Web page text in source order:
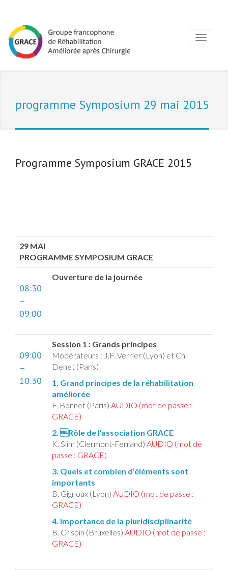
programme Symposium 29 mai 2015
Programme Symposium GRACE 2015
29 MAI
PROGRAMME SYMPOSIUM GRACE
08:30
–
09:00
Ouverture de la journée
09:00
–
10:30
Session 1 : Grands principes
Modérateurs : J.F. Verrier (Lyon) et Ch.
Denet (Paris)
1. Grand principes de la réhabilitation
améliorée
F. Bonnet (Paris) AUDIO (mot de passe :
GRACE)
2. Rôle de l’association GRACE
K. Slim (Clermont-Ferrand) AUDIO (mot de
passe : GRACE)
3. Quels et combien d’éléments sont
importants
B. Gignoux (Lyon) AUDIO (mot de passe :
GRACE)
4. Importance de la pluridisciplinarité
B. Crispin (Bruxelles) AUDIO (mot de passe :
GRACE)